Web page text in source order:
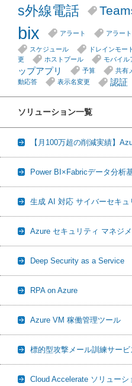
s外線電話
bix
アラート アラー
スケジュール ドレインモー
更
ホストプール モバイル
ップアプリ
予算 共有
動応答
表示名変更 認証
ソリューション一覧
【月100万超の削減実績】
Power BI×Fabricデータ分析
生成 AI 対応 サイバーセキュ
Azure セキュリティ マネジ
Deep Security as a Service
RPA on Azure
Azure VM 稼働管理ツール
標的型攻撃メール訓練サービ
Cloud Accelerate ソリューシ